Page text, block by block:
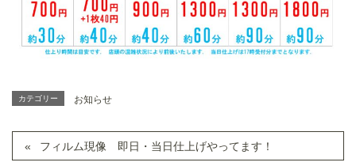
カテゴリー お知らせ
フィルム現像 即日・当日仕上げやってます！